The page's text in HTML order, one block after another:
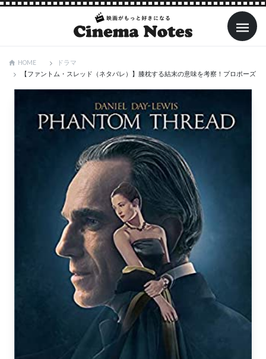
HOME
ドラマ
【ファントム・スレッド（ネタバレ）】膝枕する結末の意味を考察！プロポーズ